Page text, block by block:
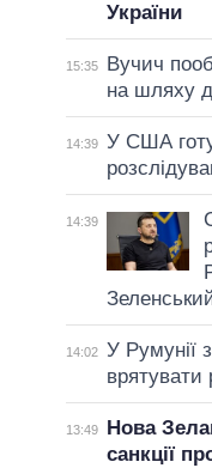
України
15:35
Вучич
на шляху
14:39 У США
14:39
14:02 У Румунії
13:49
Нова
санкції